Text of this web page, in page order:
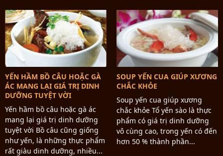
YẾN HẦM BỒ CÂU HOẶC GÀ
ÁC MANG LẠI GIÁ TRỊ DINH
DƯỠNG TUYỆT VỜI
Yến hầm bồ câu hoặc gà ác
mang lại giá trị dinh dưỡng
tuyệt vời Bồ câu cũng giống
như yến, là những thực phẩm
rất giàu dinh dưỡng, nhiều...
SOUP YẾN CUA GIÚP XƯƠNG
CHẮC KHỎE
Soup yến cua giúp xương
chắc khỏe Tổ yến sào là thực
phẩm có giá trị dinh dưỡng
vô cùng cao, trong yến có đến
hơn 50 % thành phần...